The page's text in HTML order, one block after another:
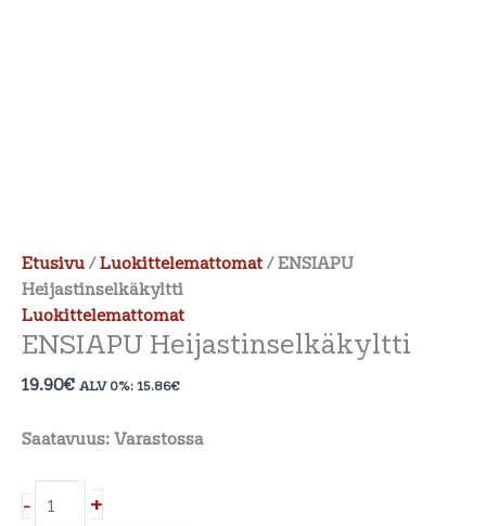
Etusivu/Luokittelemattomat/ ENSIAPU
Heijastinselkäkyltti
Luokittelemattomat
ENSIAPU Heijastinselkäkyltti
19.90€ ALV 0%: 15.86€
Saatavuus:Varastossa
- +